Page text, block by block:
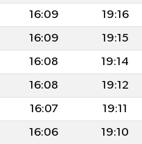
16:09 19:16
16:09 19:15
16:08 19:14
16:08 19:12
16:07 19:11
16:06 19:10